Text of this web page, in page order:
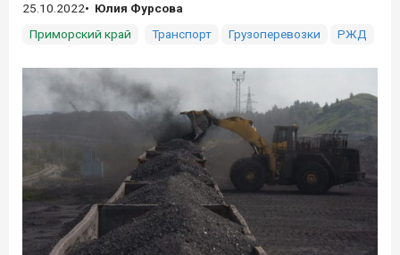
25.10.2022
Юлия Фурсова
Приморский край
Транспорт Грузоперевозки РЖД